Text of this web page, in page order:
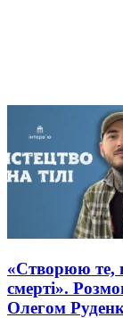
«Створюю те,
смерті».
Олегом